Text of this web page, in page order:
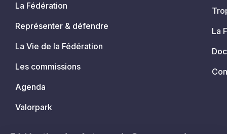
La Fédération
Représenter & défendre
La Vie de la Fédération
Les commissions
Agenda
Valorpark
La